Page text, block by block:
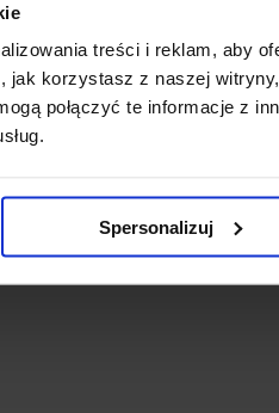
treści i reklam, aby
korzystasz z naszej
połączyć te informacje z
Spersonalizuj